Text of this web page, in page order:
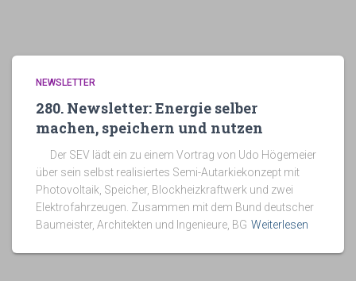
NEWSLETTER
280. Newsletter: Energie selber
machen, speichern und nutzen
Der SEV lädt ein zu einem Vortrag von Udo Högemeier
über sein selbst realisiertes Semi-Autarkiekonzept mit
Photovoltaik, Speicher, Blockheizkraftwerk und zwei
Elektrofahrzeugen. Zusammen mit dem Bund deutscher
Baumeister, Architekten und Ingenieure, BG Weiterlesen